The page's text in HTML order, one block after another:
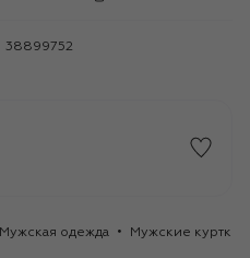
38899752
Мужская одежда Мужские куртки